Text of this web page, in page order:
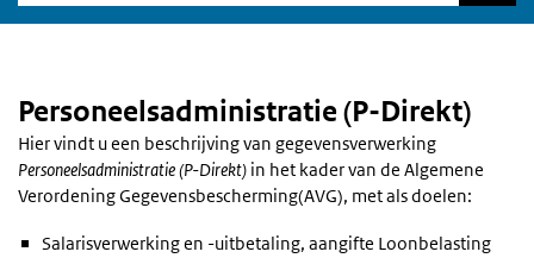
het
Personeelsadministratie (P-Direkt)
Hier vindt u een beschrijving van gegevensverwerking
Personeelsadministratie (P-Direkt) in het kader van de Algemene
Verordening Gegevensbescherming(AVG), met als doelen:
Salarisverwerking en -uitbetaling, aangifte Loonbelasting